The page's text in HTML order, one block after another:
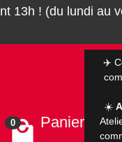
13h ! (du lundi au
0 Panier
✈️
☀️